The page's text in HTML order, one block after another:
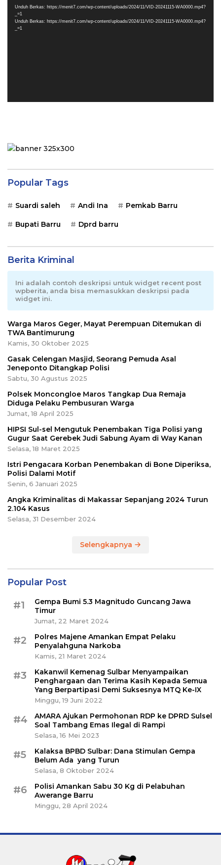
Unduh Berkas: https://menit7.com/wp-content/uploads/2024/11/VID-20241115-WA0000.mp4?
_=1
Unduh Berkas: https://menit7.com/wp-content/uploads/2024/11/VID-20241115-WA0000.mp4?
_=1
Popular Tags
Suardi saleh Andi Ina Pemkab Barru
Bupati Barru Dprd barru
Berita Kriminal
Ini adalah contoh deskripsi untuk widget recent post
wpberita, anda bisa memasukkan deskripsi pada
widget ini.
Warga Maros Geger, Mayat Perempuan Ditemukan di
TWA Bantimurung
Kamis, 30 Oktober 2025
Gasak Celengan Masjid, Seorang Pemuda Asal
Jeneponto Ditangkap Polisi
Sabtu, 30 Agustus 2025
Polsek Moncongloe Maros Tangkap Dua Remaja
Diduga Pelaku Pembusuran Warga
Jumat, 18 April 2025
HIPSI Sul-sel Mengutuk Penembakan Tiga Polisi yang
Gugur Saat Gerebek Judi Sabung Ayam di Way Kanan
Selasa, 18 Maret 2025
Istri Pengacara Korban Penembakan di Bone Diperiksa,
Polisi Dalami Motif
Senin, 6 Januari 2025
Angka Kriminalitas di Makassar Sepanjang 2024 Turun
2.104 Kasus
Selasa, 31 Desember 2024
Selengkapnya
Popular Post
#1
Gempa Bumi 5.3 Magnitudo Guncang Jawa
Timur
Jumat, 22 Maret 2024
#2
Polres Majene Amankan Empat Pelaku
Penyalahguna Narkoba
Kamis, 21 Maret 2024
#3
Kakanwil Kemenag Sulbar Menyampaikan
Penghargaan dan Terima Kasih Kepada Semua
Yang Berpartipasi Demi Suksesnya MTQ Ke-IX
Minggu, 19 Juni 2022
#4
AMARA Ajukan Permohonan RDP ke DPRD Sulsel
Soal Tambang Emas Ilegal di Rampi
Selasa, 16 Mei 2023
#5
Kalaksa BPBD Sulbar: Dana Stimulan Gempa
Belum Ada yang Turun
Selasa, 8 Oktober 2024
#6
Polisi Amankan Sabu 30 Kg di Pelabuhan
Awerange Barru
Minggu, 28 April 2024